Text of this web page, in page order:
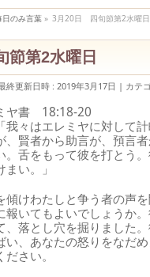
日のみ言葉 » 3月20日 四旬節第2水曜日
第2水曜日
終更新日時 : 2019年3月17日 カテ
書 18:18-20
我々はエレミヤに対して
、賢者から助言が、預言
。舌をもって彼を打とう
い。」
傾けわたしと争う者の声
報いてもよいでしょうか
、落とし穴を掘りました
い、あなたの怒りをなだ
さい。